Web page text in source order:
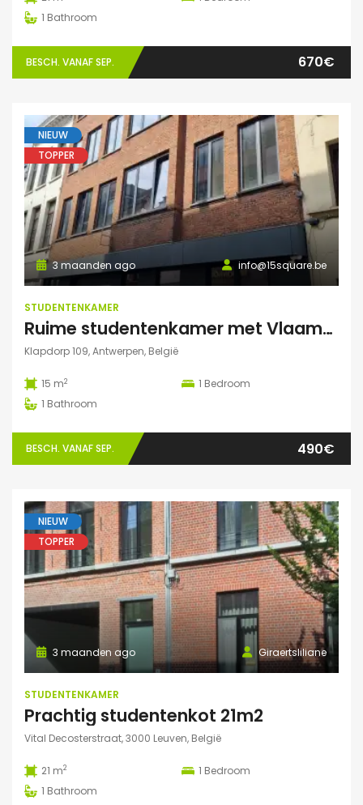
1 Bathroom
BESCH. VANAF SEP. 670€
NIEUW
TOPPER
info@15square.be
3 maanden ago
STUDENTENKAMER
Ruime studentenkamer met Vlaams kotlabel, voorzien van eigen douche en lavabo, in kleinschalige residentie
Klapdorp 109, Antwerpen, België
15 m2 1 Bedroom
1 Bathroom
BESCH. VANAF SEP. 490€
NIEUW
TOPPER
Giraertsliliane
3 maanden ago
STUDENTENKAMER
Prachtig studentenkot 21m2
Vital Decosterstraat, 3000 Leuven, België
21 m2 1 Bedroom
1 Bathroom